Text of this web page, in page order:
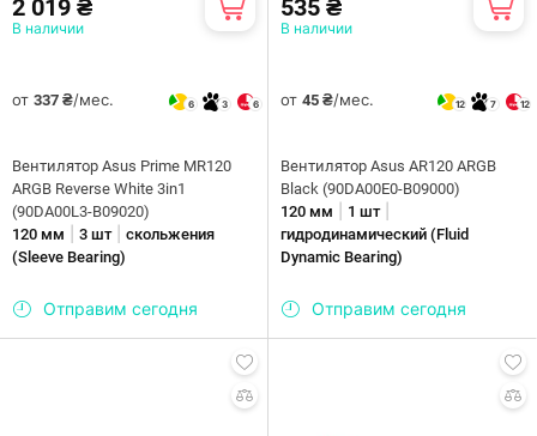
2 019 ₴
В наличии
от 337 ₴/мес. 6 3 6
Вентилятор Asus Prime MR120
ARGB Reverse White 3in1
(90DA00L3-B09020)
120 мм
3 шт| скольжения
(Sleeve Bearing)
Отправим сегодня
535 ₴
В наличии
от 45 ₴/мес. 12 7 12
Вентилятор Asus AR120 ARGB
Black (90DA00E0-B09000)
120 мм
1 шт|
гидродинамический (Fluid
Dynamic Bearing)
Отправим сегодня